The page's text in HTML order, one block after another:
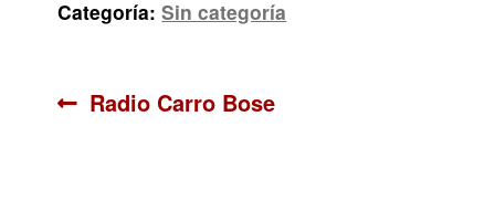
Categoría:Sin categoría
Navegación
Anterior:
Radio Carro Bose